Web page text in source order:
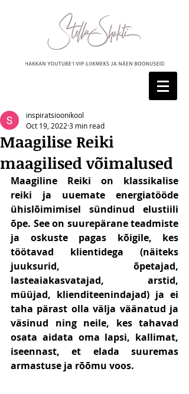
Maagilise Reiki
maagilised võimalused
inspiratsioonikool
Oct 19, 2022 3 min read
Maagiline Reiki on klassikalise
reiki ja uuemate energiatööde
ühislõimimisel sündinud elustiili
õpe. See on suurepärane teadmiste
ja oskuste pagas kõigile, kes
töötavad klientidega (näiteks
juuksurid, õpetajad,
lasteaiakasvatajad, arstid,
müüjad, klienditeenindajad) ja ei
taha pärast olla välja väänatud ja
väsinud ning neile, kes tahavad
osata aidata oma lapsi, kallimat,
iseennast, et elada suuremas
armastuse ja rõõmu voos.